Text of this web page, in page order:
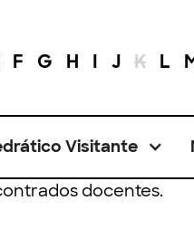
F G H I J K L
Visitante
docentes.